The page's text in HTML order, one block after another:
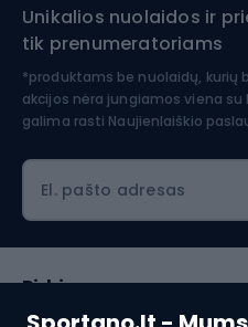
Šiaurietiškas ėjimas
Unikalios nuolaidos ir
tik prenumeratoriams
*produktams be nuolaidų, kurių
akcijos nėra jungiamos viena
galima rasti Naujienlaiškio
El. pašto adresas
Pirkimas